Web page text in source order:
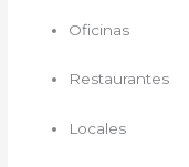
Oficinas
Restaurantes
Locales